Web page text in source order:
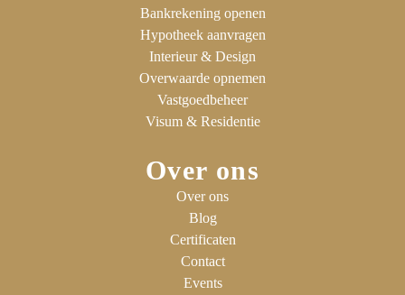
Bankrekening openen
Hypotheek aanvragen
Interieur & Design
Overwaarde opnemen
Vastgoedbeheer
Visum & Residentie
Over ons
Over ons
Blog
Certificaten
Contact
Events